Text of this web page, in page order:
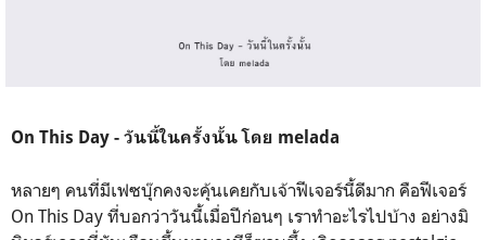
On This Day - วันนี้ในครั้งนั้น โดย melada
หลายๆ คนที่มีเฟซบุ๊กคงจะคุ้นเคยกับเจ้าฟีเจอร์นี้ดีมาก คือฟีเจอร์
On This Day ที่บอกว่าวันนี้เมื่อปีก่อนๆ เราทำอะไรไปบ้าง อย่างมิ